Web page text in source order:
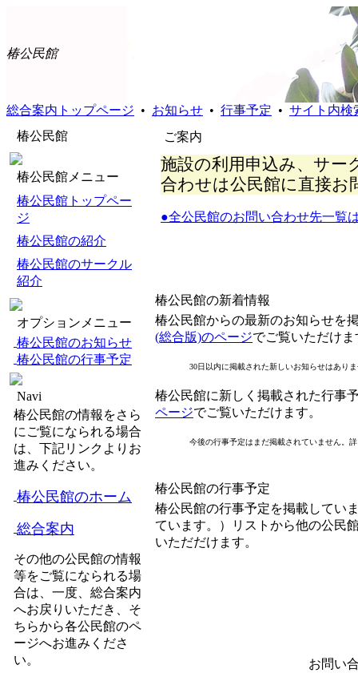
椿公民館
総合案内トップページ • お知らせ • 行事予定 • サイト内検
椿公民館
椿公民館メニュー
椿公民館トップペー
ジ
椿公民館の紹介
椿公民館のサークル
紹介
オプションメニュー
椿公民館のお知らせ
椿公民館の行事予定
Navi
椿公民館の情報をさら
にご覧になられる場合
は、下記リンクよりお
進みください。
椿公民館のホーム
総合案内
その他の公民館の情報
等をご覧になられる場
合は、一度、総合案内
へお戻りいただき、そ
ちらから各公民館のペ
ージへお進みくださ
い。
ご案内
施設の利用申込み、サー
合わせは公民館に直接お
●全公民館のお問い合わせ先一覧
椿公民館の新着情報
椿公民館からの最新のお知らせを
(総合版)のページでご覧いただけ
30日以内に掲載された新しいお知らせはあり
椿公民館に新しく掲載された行事
ページでご覧いただけます。
今後の行事予定はまだ掲載されていません。
椿公民館の行事予定
椿公民館の行事予定を掲載してい
ています。）リストから他の公民
いただだけます。
お問い